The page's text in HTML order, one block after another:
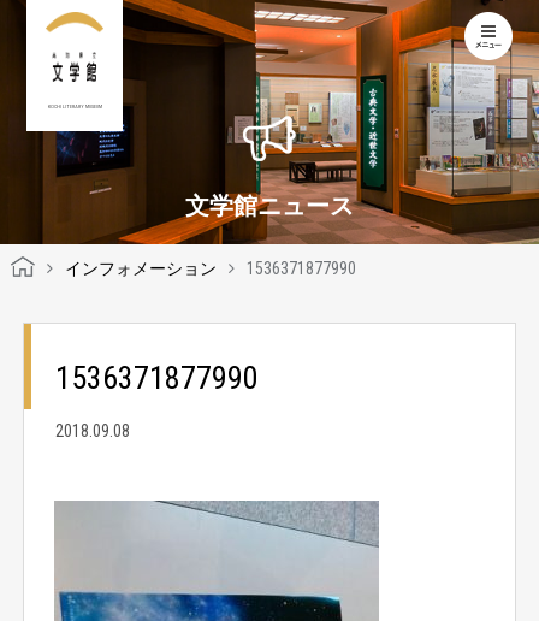
KOCHI LITERARY MUSEUM
文学館ニュース
インフォメーション 1536371877990
1536371877990
2018.09.08